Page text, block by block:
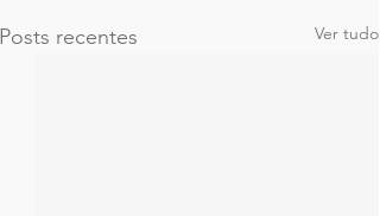
Posts recentes Ver tudo